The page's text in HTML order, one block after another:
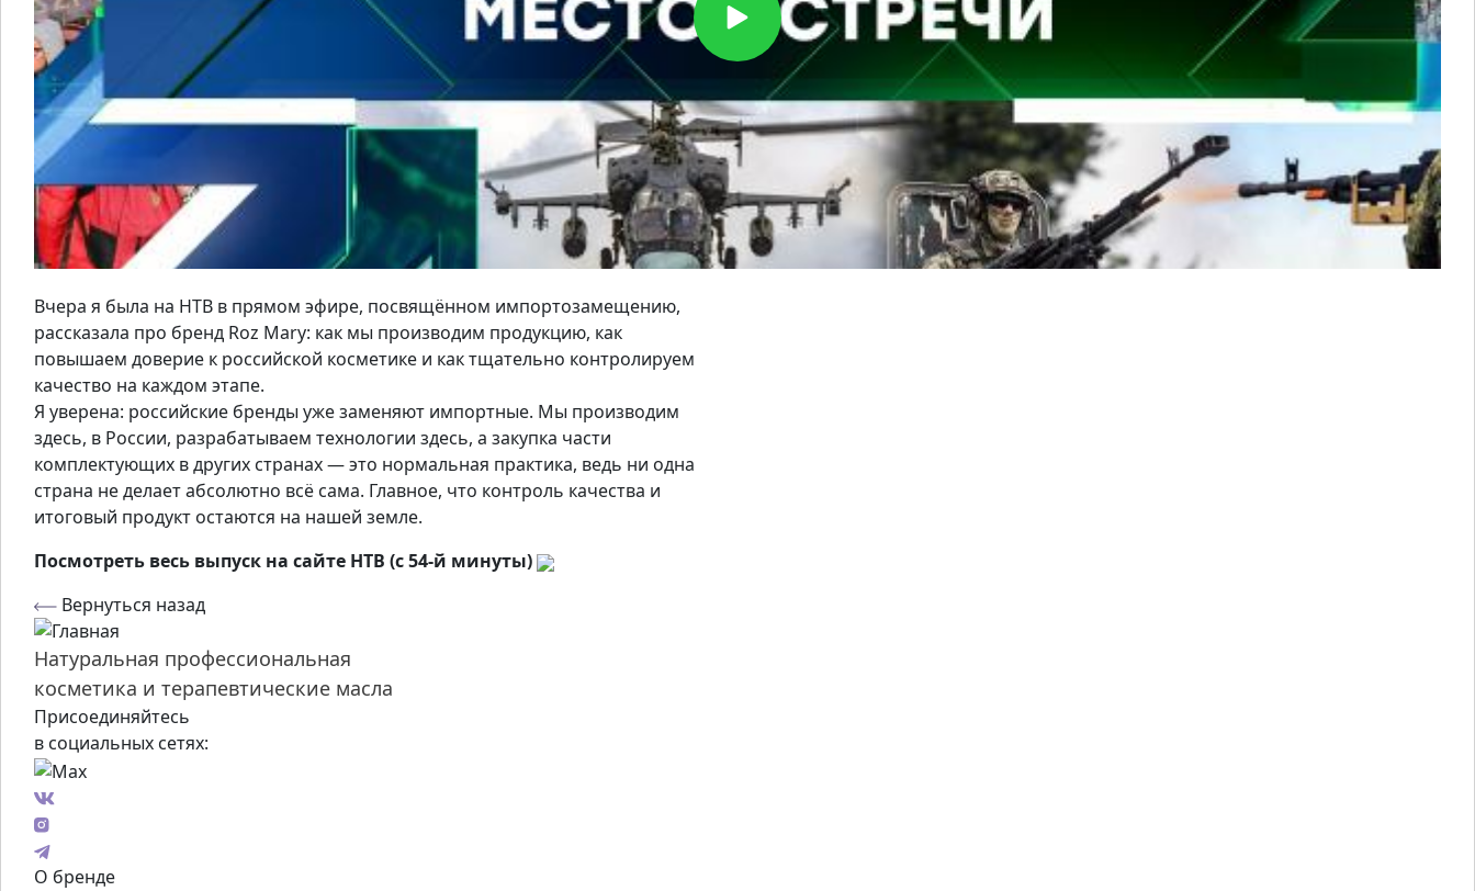
Вчера я была на НТВ в прямом эфире, посвящённом импортозамещению,
рассказала про бренд Roz Mary: как мы производим продукцию, как
повышаем доверие к российской косметике и как тщательно контролируем
качество на каждом этапе.
Я уверена: российские бренды уже заменяют импортные. Мы производим
здесь, в России, разрабатываем технологии здесь, а закупка части
комплектующих в других странах — это нормальная практика, ведь ни одна
страна не делает абсолютно всё сама. Главное, что контроль качества и
итоговый продукт остаются на нашей земле.
Посмотреть весь выпуск на сайте НТВ (с 54-й минуты)
Вернуться назад
Натуральная профессиональная
косметика и терапевтические масла
Присоединяйтесь
в социальных сетях:
О бренде